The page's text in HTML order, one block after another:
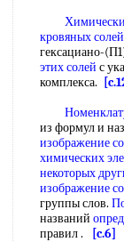
кровяных солей
гексациано-
этих солей с
комплекса.
из формул и
изображение
химических
некоторых
изображение
группы слов.
названий
правил .
[c.6]